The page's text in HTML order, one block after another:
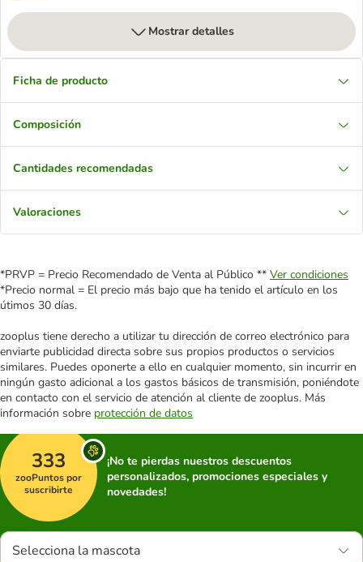
Mostrar detalles
Ficha de producto
Composición
Cantidades recomendadas
Valoraciones
*PRVP = Precio Recomendado de Venta al Público ** Ver condiciones
*Precio normal = El precio más bajo que ha tenido el artículo en los
útimos 30 días.
zooplus tiene derecho a utilizar tu dirección de correo electrónico para
enviarte publicidad directa sobre sus propios productos o servicios
similares. Puedes oponerte a ello en cualquier momento, sin incurrir en
ningún gasto adicional a los gastos básicos de transmisión, poniéndote
en contacto con el servicio de atención al cliente de zooplus. Más
información sobre protección de datos
333
zooPuntos por
suscribirte
¡No te pierdas nuestros descuentos
personalizados, promociones especiales y
novedades!
Selecciona la mascota